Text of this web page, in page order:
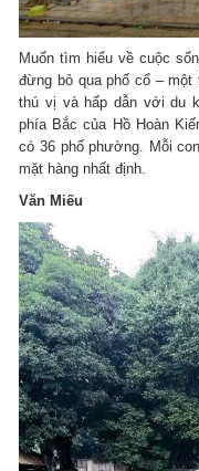
Muốn tìm hiểu về cuộc
đừng bỏ qua phố cổ –
thú vị và hấp dẫn với du
phía Bắc của Hồ Hoàn
có 36 phố phường. Mỗi
mặt hàng nhất định.
Văn Miếu